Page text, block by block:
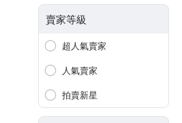
賣家等級
超人氣賣家
人氣賣家
拍賣新星